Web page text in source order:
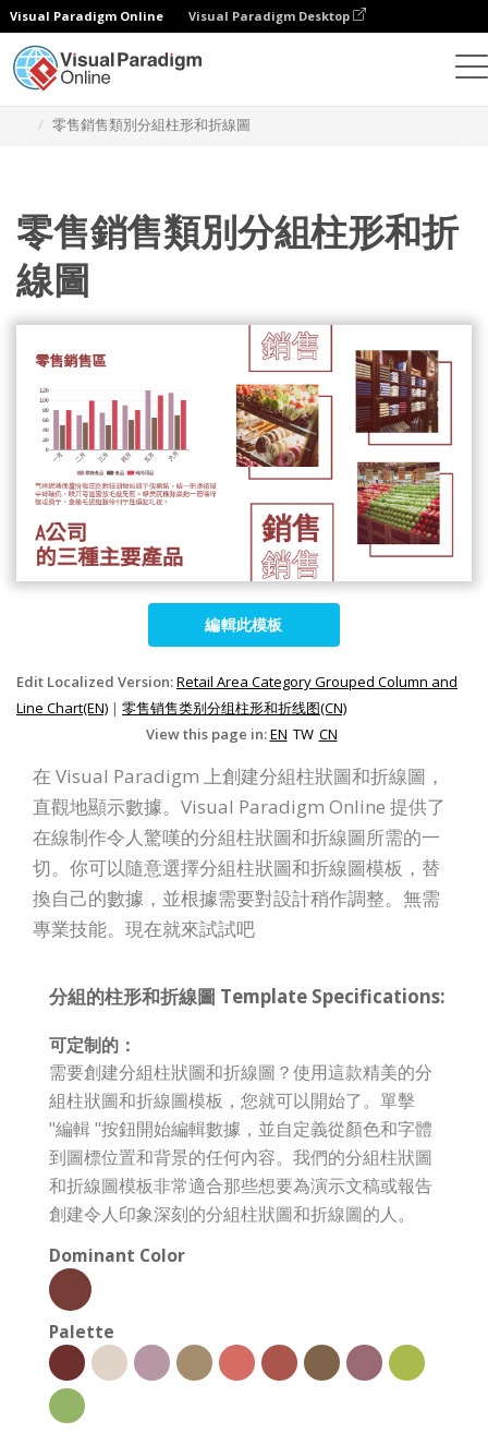
Visual Paradigm Online Visual Paradigm Desktop
零售銷售類別分組柱形和折線圖
零售銷售類別分組柱形和折
線圖
編輯此模板
Edit Localized Version:Retail Area Category Grouped Column and
Line Chart(EN) | 零售销售类别分组柱形和折线图(CN)
View this page in:EN TW CN
在 Visual Paradigm 上創建分組柱狀圖和折線圖，
直觀地顯示數據。Visual Paradigm Online 提供了
在線制作令人驚嘆的分組柱狀圖和折線圖所需的一
切。你可以隨意選擇分組柱狀圖和折線圖模板，替
換自己的數據，並根據需要對設計稍作調整。無需
專業技能。現在就來試試吧
分組的柱形和折線圖 Template Specifications:
可定制的：
需要創建分組柱狀圖和折線圖？使用這款精美的分
組柱狀圖和折線圖模板，您就可以開始了。單擊
"編輯 "按鈕開始編輯數據，並自定義從顏色和字體
到圖標位置和背景的任何內容。我們的分組柱狀圖
和折線圖模板非常適合那些想要為演示文稿或報告
創建令人印象深刻的分組柱狀圖和折線圖的人。
Dominant Color
Palette